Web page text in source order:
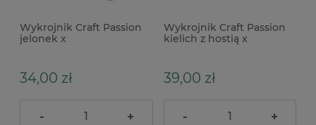
Wykrojnik Craft Passion
jelonek x
34,00 zł
- +
Wykrojnik Craft Passion
kielich z hostią x
39,00 zł
- +